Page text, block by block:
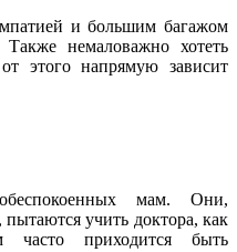
и большим багажом
немаловажно хотеть
этого напрямую зависит
мам. Они,
пытаются учить доктора, как
часто приходится быть